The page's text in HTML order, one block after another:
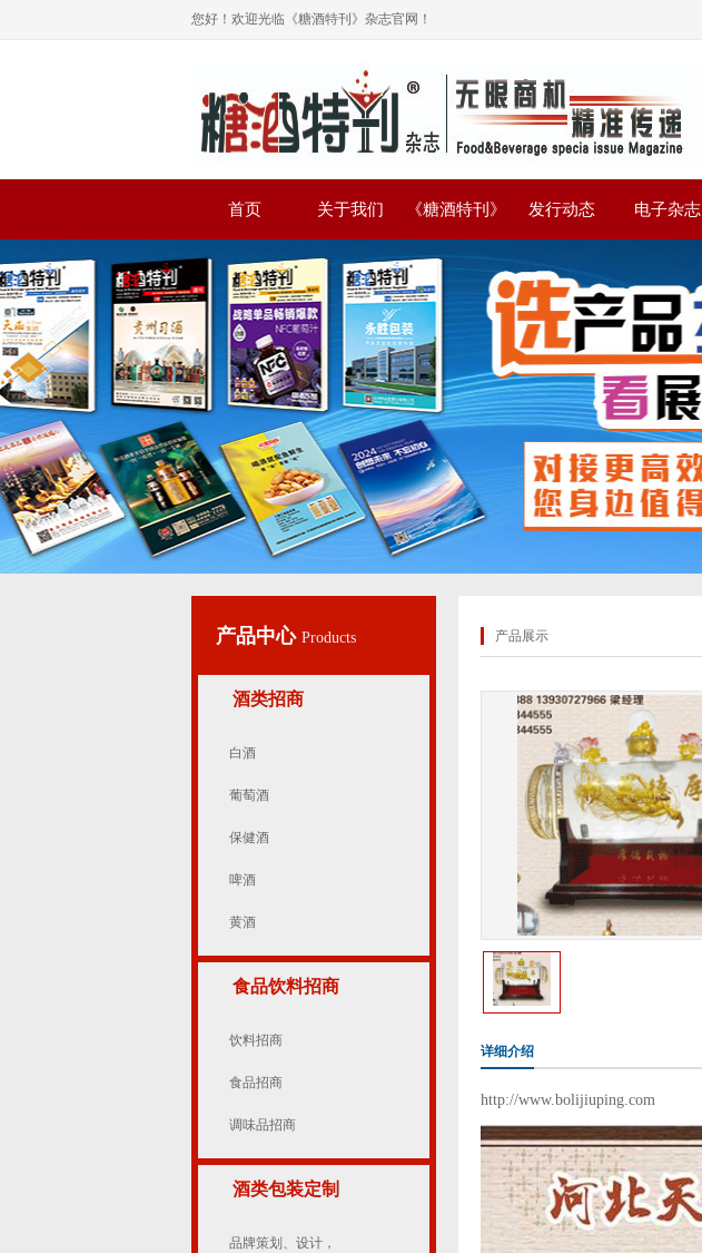
您好！欢迎光临《糖酒特刊》杂志官网！
首页 关于我们 《糖酒特刊》 发行动态 电子杂志
产品中心 Products
酒类招商
白酒
葡萄酒
保健酒
啤酒
黄酒
食品饮料招商
饮料招商
食品招商
调味品招商
酒类包装定制
品牌策划、设计，
产品展示
详细介绍
http://www.bolijiuping.com